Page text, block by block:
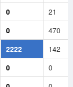
0
21
0
470
2222
142
0
0